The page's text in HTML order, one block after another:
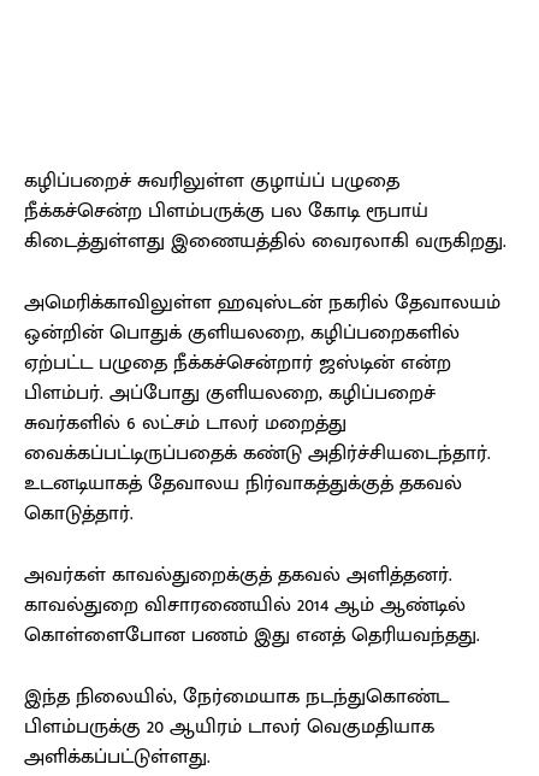
கழிப்பறைச் சுவரிலுள்ள குழாய்ப் பழுதை
நீக்கச்சென்ற பிளம்பருக்கு பல கோடி ரூபாய்
கிடைத்துள்ளது இணையத்தில் வைரலாகி வருகிறது.
அமெரிக்காவிலுள்ள ஹவுஸ்டன் நகரில் தேவாலயம்
ஒன்றின் பொதுக் குளியலறை, கழிப்பறைகளில்
ஏற்பட்ட பழுதை நீக்கச்சென்றார் ஜஸ்டின் என்ற
பிளம்பர். அப்போது குளியலறை, கழிப்பறைச்
சுவர்களில் 6 லட்சம் டாலர் மறைத்து
வைக்கப்பட்டிருப்பதைக் கண்டு அதிர்ச்சியடைந்தார்.
உடனடியாகத் தேவாலய நிர்வாகத்துக்குத் தகவல்
கொடுத்தார்.
அவர்கள் காவல்துறைக்குத் தகவல் அளித்தனர்.
காவல்துறை விசாரணையில் 2014 ஆம் ஆண்டில்
கொள்ளைபோன பணம் இது எனத் தெரியவந்தது.
இந்த நிலையில், நேர்மையாக நடந்துகொண்ட
பிளம்பருக்கு 20 ஆயிரம் டாலர் வெகுமதியாக
அளிக்கப்பட்டுள்ளது.